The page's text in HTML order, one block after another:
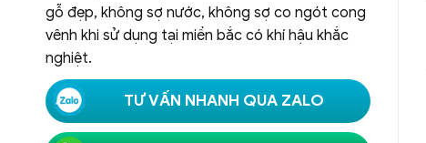
gỗ đẹp, không sợ nước, không sợ co ngót cong
vênh khi sử dụng tại miền bắc có khí hậu khắc
nghiệt.
TƯ VẤN NHANH QUA ZALO